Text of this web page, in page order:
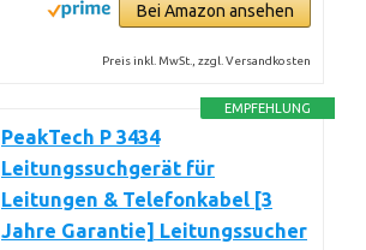
Bei Amazon ansehen
Preis inkl. MwSt., zzgl. Versandkosten
EMPFEHLUNG
PeakTech P 3434
Leitungssuchgerät für
Leitungen & Telefonkabel [3
Jahre Garantie] Leitungssucher